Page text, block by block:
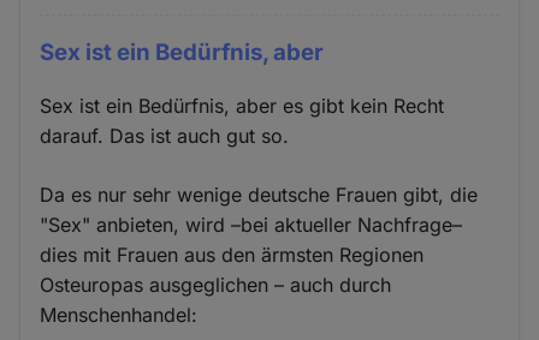
Sex ist ein Bedürfnis, aber
Sex ist ein Bedürfnis, aber es gibt kein Recht
darauf. Das ist auch gut so.
Da es nur sehr wenige deutsche Frauen gibt, die
"Sex" anbieten, wird –bei aktueller Nachfrage–
dies mit Frauen aus den ärmsten Regionen
Osteuropas ausgeglichen – auch durch
Menschenhandel: